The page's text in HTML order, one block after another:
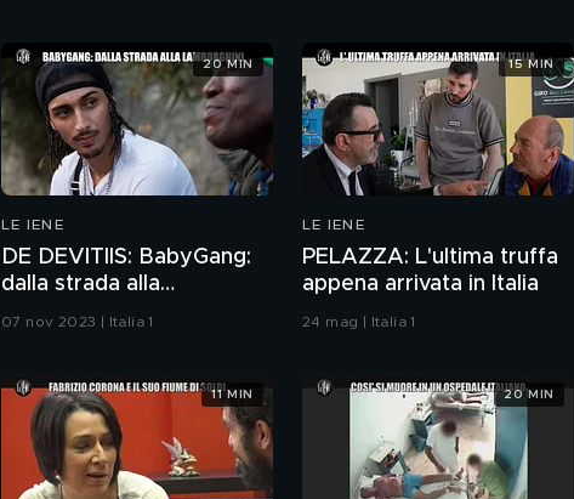
LE IENE
DE DEVITIIS: BabyGang:
dalla strada alla
Lamborghini
07 nov 2023 | Italia 1
20 MIN
LE IENE
PELAZZA: L'ultima truffa
appena arrivata in Italia
24 mag | Italia 1
15 MIN
11 MIN 20 MIN